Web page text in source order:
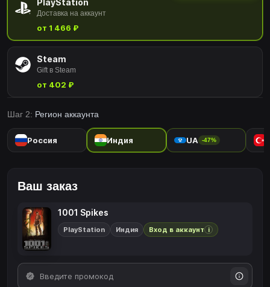
caverns of South America in search of his father and the legendary
treasure rumored to lie...
PlayStation
Доставка на аккаунт
от 1 466 ₽
Steam
Gift в Steam
от 402 ₽
Шаг 2: Регион аккаунта
Россия Индия UA -47%
Ваш заказ
1001 Spikes
PlayStation Индия Вход в аккаунт i